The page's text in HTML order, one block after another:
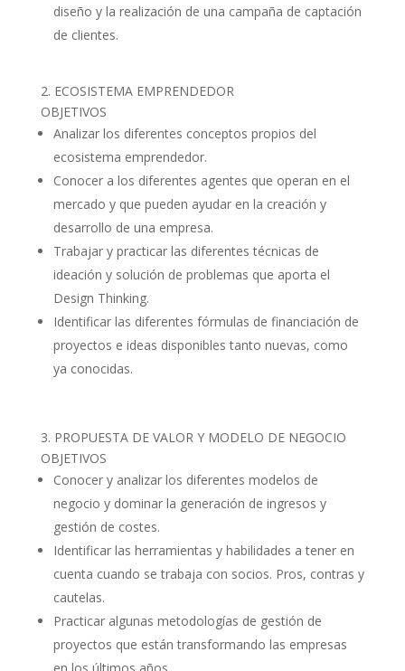
diseño y la realización de una campaña de captación
de clientes.
2. ECOSISTEMA EMPRENDEDOR
OBJETIVOS
Analizar los diferentes conceptos propios del
ecosistema emprendedor.
Conocer a los diferentes agentes que operan en el
mercado y que pueden ayudar en la creación y
desarrollo de una empresa.
Trabajar y practicar las diferentes técnicas de
ideación y solución de problemas que aporta el
Design Thinking.
Identificar las diferentes fórmulas de financiación de
proyectos e ideas disponibles tanto nuevas, como
ya conocidas.
3. PROPUESTA DE VALOR Y MODELO DE NEGOCIO
OBJETIVOS
Conocer y analizar los diferentes modelos de
negocio y dominar la generación de ingresos y
gestión de costes.
Identificar las herramientas y habilidades a tener en
cuenta cuando se trabaja con socios. Pros, contras y
cautelas.
Practicar algunas metodologías de gestión de
proyectos que están transformando las empresas
en los últimos años.